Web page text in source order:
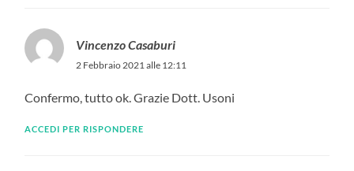
Vincenzo Casaburi
2 Febbraio 2021 alle 12:11
Confermo, tutto ok. Grazie Dott. Usoni
ACCEDI PER RISPONDERE